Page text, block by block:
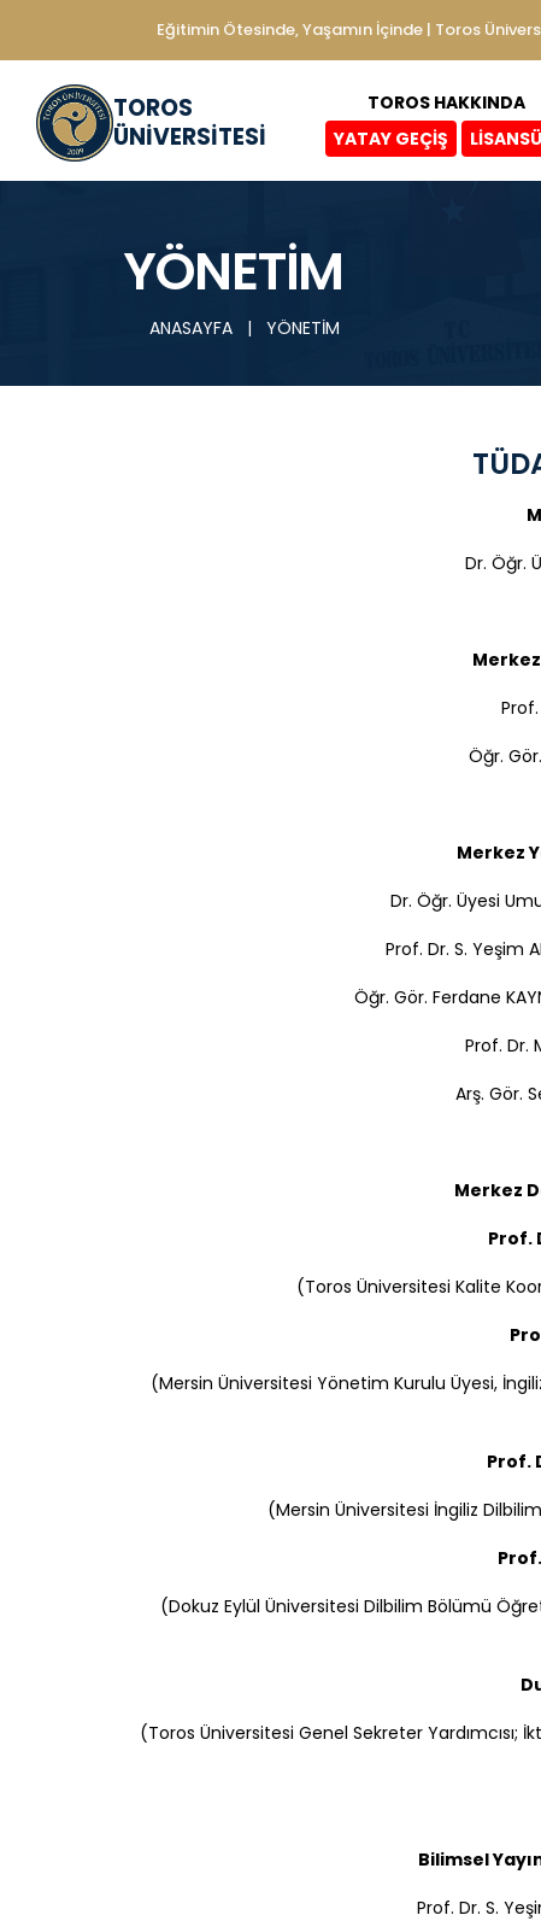
Eğitimin Ötesinde, Yaşamın İçinde | Toros
TOROS
ÜNİVERSİTESİ
TOROS HAKKINDA
YATAY GEÇİŞ
YÖNETİM
ANASAYFA | YÖNETİM
Dr. Öğr.
Prof.
Öğr.
Merkez
Dr. Öğr. Üyesi
Prof. Dr. S. Yeşim
Öğr. Gör. Ferdane
Prof. Dr.
Arş. Gör.
Merkez
Prof.
(Toros Üniversitesi Kalite
(Mersin Üniversitesi Yönetim Kurulu Üyesi,
Prof.
(Mersin Üniversitesi İngiliz
(Dokuz Eylül Üniversitesi Dilbilim Bölümü
(Toros Üniversitesi Genel Sekreter Yardımcısı;
Bilimsel
Prof. Dr. S.